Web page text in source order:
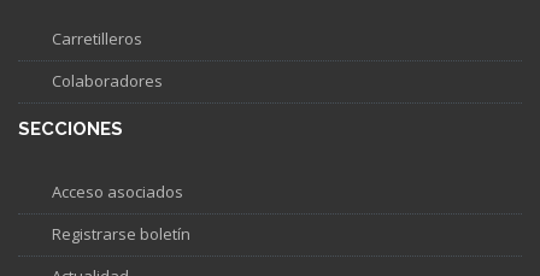
Carretilleros
Colaboradores
SECCIONES
Acceso asociados
Registrarse boletín